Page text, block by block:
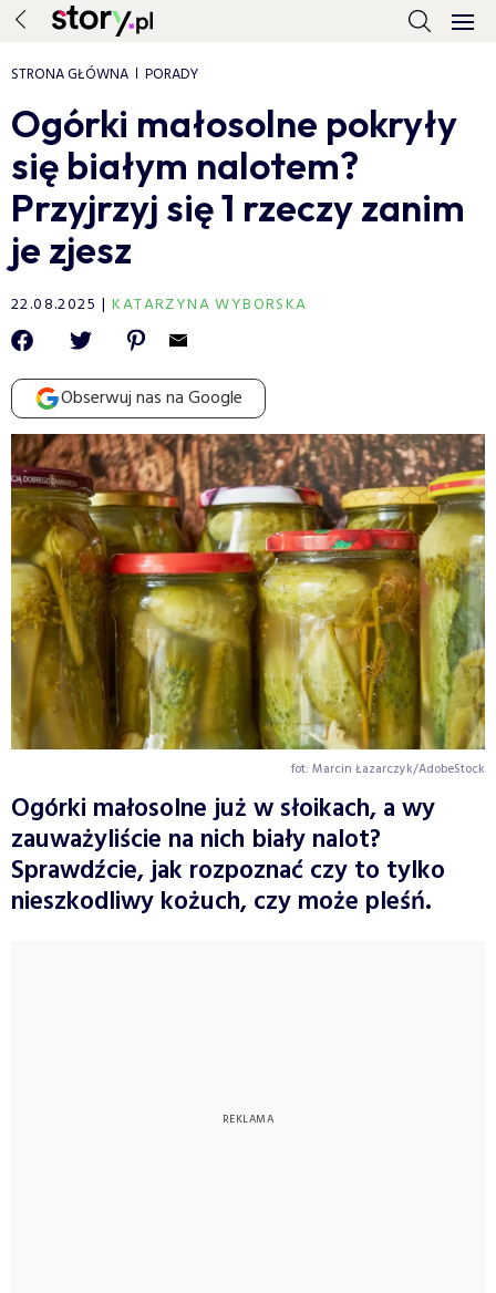
STRONA GŁÓWNA PORADY
Ogórki małosolne pokryły
się białym nalotem?
Przyjrzyj się 1 rzeczy zanim
je zjesz
22.08.2025 KATARZYNA WYBORSKA
Obserwuj nas na Google
fot: Marcin Łazarczyk/AdobeStock
Ogórki małosolne już w słoikach, a wy
zauważyliście na nich biały nalot?
Sprawdźcie, jak rozpoznać czy to tylko
nieszkodliwy kożuch, czy może pleśń.